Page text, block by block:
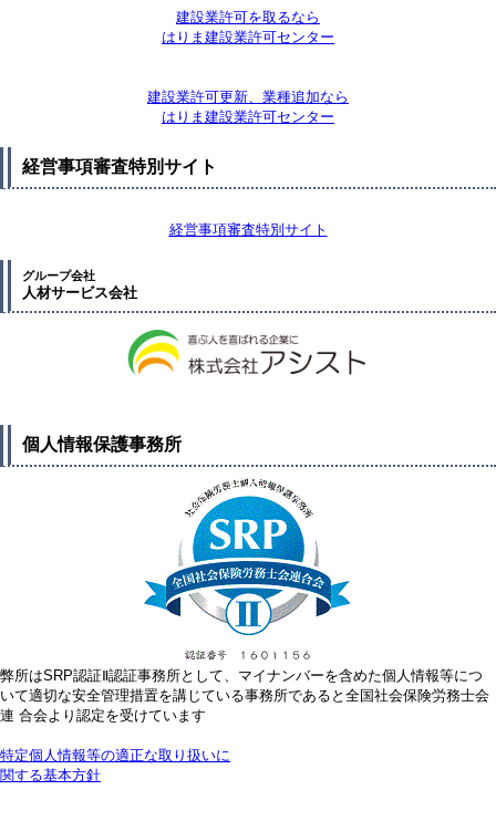
建設業許可を取るなら
はりま建設業許可センター
建設業許可更新、業種追加なら
はりま建設業許可センター
経営事項審査特別サイト
経営事項審査特別サイト
グループ会社
人材サービス会社
個人情報保護事務所
弊所はSRP認証Ⅱ認証事務所として、マイナンバーを含めた個人情報等につ
いて適切な安全管理措置を講じている事務所であると全国社会保険労務士会
連 合会より認定を受けています
特定個人情報等の適正な取り扱いに
関する基本方針